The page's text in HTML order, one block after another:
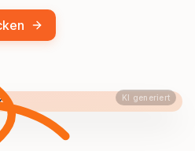
KI generiert